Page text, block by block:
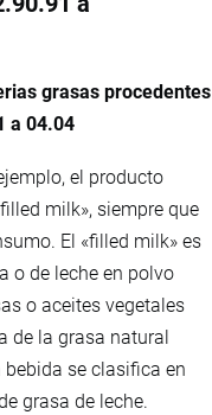
grasas procedentes
a 04.04
el producto
milk», siempre que
El «filled milk» es
o de leche en polvo
o aceites vegetales
de la grasa natural
se clasifica en
grasa de leche.